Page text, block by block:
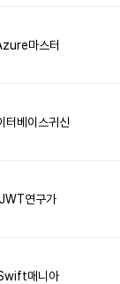
마스터
터베이스귀신
JWT연구가
매니아